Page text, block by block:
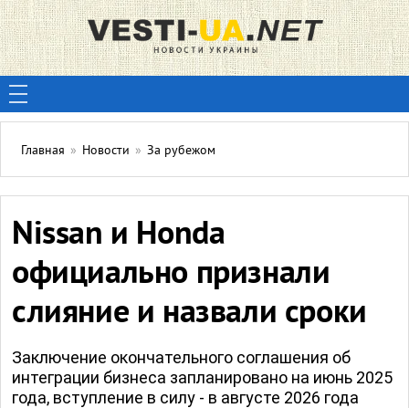
Главная » Новости » За рубежом
Nissan и Honda
официально признали
слияние и назвали сроки
Заключение окончательного соглашения об
интеграции бизнеса запланировано на июнь 2025
года, вступление в силу - в августе 2026 года